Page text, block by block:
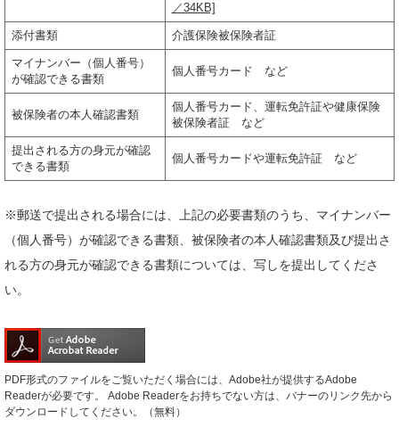
／34KB]
添付書類 介護保険被保険者証
マイナンバー（個人番号）
が確認できる書類
個人番号カード など
被保険者の本人確認書類
個人番号カード、運転免許証や健康保険
被保険者証 など
提出される方の身元が確認
できる書類
個人番号カードや運転免許証 など
※郵送で提出される場合には、上記の必要書類のうち、マイナンバー
（個人番号）が確認できる書類、被保険者の本人確認書類及び提出さ
れる方の身元が確認できる書類については、写しを提出してくださ
い。
PDF形式のファイルをご覧いただく場合には、Adobe社が提供するAdobe
Readerが必要です。
Adobe Readerをお持ちでない方は、バナーのリンク先から
ダウンロードしてください。（無料）